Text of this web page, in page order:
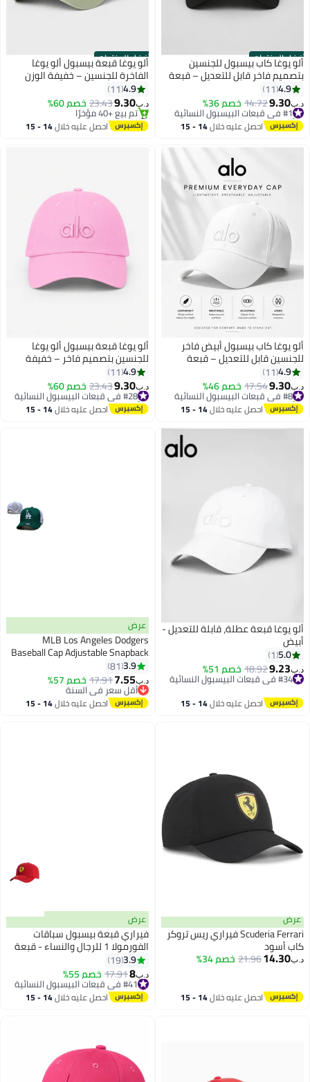
أفضل المنتجات
ألو يوغا كاب بيسبول للجنسين
بتصميم فاخر قابل للتعديل – قبعة
خفيفة وقابلة للتنفس للرجال
والنساء، ستايل كاجوال عصري باللون
الأسود
4.9
11
د.ب‏9.30
14.72خصم 36% #1 في قبعات البيسبول النسائية
تم بيع +110 مؤخرًا
#1 في قبعات البيسبول النسائية احصل عليه خلال 14 - 15
أفضل المنتجات
ألو يوغا قبعة بيسبول ألو يوغا
الفاخرة للجنسين – خفيفة الوزن
وقابلة للتعديل مع قماش قابل
للتهوية، قبعة رياضية كاجوال
بواقي شمس منحني، لون أخضر
سيج
4.9
11
د.ب‏9.30
23.43خصم 60%
#4 في قبعات البيسبول النسائية
أقل سعر في 7 يوم
تم بيع +40 مؤخرًا
احصل عليه خلال 14 - 15
ألو يوغا كاب بيسبول أبيض فاخر
للجنسين قابل للتعديل – قبعة
خفيفة وقابلة للتنفس للرجال
والنساء بتصميم عصري وكاجوال
4.9
11
د.ب‏9.30
17.54خصم 46% #8 في قبعات البيسبول النسائية
تم بيع +30 مؤخرًا
#8 في قبعات البيسبول النسائية احصل عليه خلال 14 - 15
ألو يوغا قبعة بيسبول ألو يوغا
للجنسين بتصميم فاخر – خفيفة
الوزن وقابلة للتعديل مع قماش قابل
للتهوية، قبعة رياضية كاجوال
بواقي شمس منحني، لون وردي
ناعم
4.9
11
د.ب‏9.30
23.43خصم 60% #28 في قبعات البيسبول النسائية
تم بيع +20 مؤخرًا
#28 في قبعات البيسبول النسائية احصل عليه خلال 14 - 15
4
ألو يوغا قبعة عطلة، قابلة للتعديل -
أبيض
5.0
1
د.ب‏9.23
18.92خصم 51% #34 في قبعات البيسبول النسائية
بتخلّص بسرعة
احصل عليه خلال 14 - 15
30
عرض
MLB Los Angeles Dodgers
Baseball Cap Adjustable Snapback
Hat Trendy Streetwear Style for
Men and Women
3.9
81
د.ب‏7.55
17.91خصم 57%
أقل سعر في السنة
بتخلّص بسرعة
أقل سعر في السنة
احصل عليه خلال 14 - 15
عرض
Scuderia Ferrari فيراري ريس تروكر
كاب أسود
د.ب‏14.30
21.96خصم 34%
احصل عليه خلال 14 - 15
14
عرض
فيراري قبعة بيسبول سباقات
الفورمولا 1 للرجال والنساء - قبعة
كلاسيكية قابلة للتعديل بتصميم
رياضي
3.9
19
د.ب‏8
17.91خصم 55% #41 في قبعات البيسبول النسائية
أقل سعر في 30 يوم
#41 في قبعات البيسبول النسائية احصل عليه خلال 14 - 15